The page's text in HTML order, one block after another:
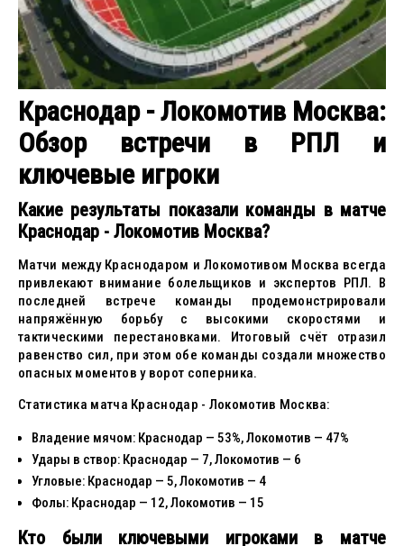
Краснодар - Локомотив Москва:
Обзор встречи в РПЛ и
ключевые игроки
Какие результаты показали команды в матче
Краснодар - Локомотив Москва?
Матчи между Краснодаром и Локомотивом Москва всегда
привлекают внимание болельщиков и экспертов РПЛ. В
последней встрече команды продемонстрировали
напряжённую борьбу с высокими скоростями и
тактическими перестановками. Итоговый счёт отразил
равенство сил, при этом обе команды создали множество
опасных моментов у ворот соперника.
Статистика матча Краснодар - Локомотив Москва:
Владение мячом: Краснодар — 53%, Локомотив — 47%
Удары в створ: Краснодар — 7, Локомотив — 6
Угловые: Краснодар — 5, Локомотив — 4
Фолы: Краснодар — 12, Локомотив — 15
Кто были ключевыми игроками в матче